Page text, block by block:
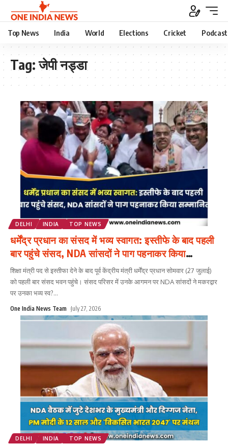
Top News India World Elections Cricket Podcast
Tag:जेपी नड्डा
DELHI INDIA TOP NEWS
धर्मेंद्र प्रधान का संसद में भव्य स्वागत: इस्तीफे के बाद पहली
बार पहुंचे संसद, NDA सांसदों ने पाग पहनाकर किया
सम्मानित
शिक्षा मंत्री पद से इस्तीफा देने के बाद पूर्व केंद्रीय मंत्री धर्मेंद्र प्रधान सोमवार (27 जुलाई)
को पहली बार संसद भवन पहुंचे। संसद परिसर में उनके आगमन पर NDA सांसदों ने मकरद्वार
पर उनका भव्य स्व?...
One India News Team July 27, 2026
DELHI INDIA TOP NEWS